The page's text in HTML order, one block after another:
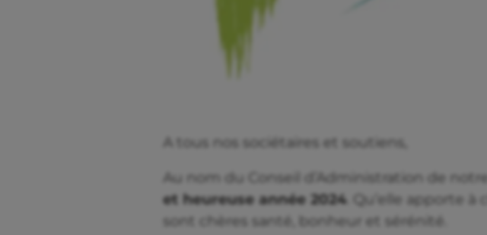
A tous nos sociétaires et soutiens,
Au nom du Conseil d’Administration de
et heureuse année 2024 . Qu’elle apporte
sont chères santé, bonheur et sérénité.